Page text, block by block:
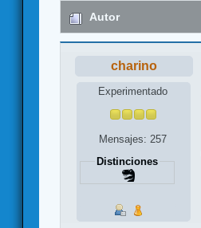
Autor
charino
Experimentado
Mensajes: 257
Distinciones